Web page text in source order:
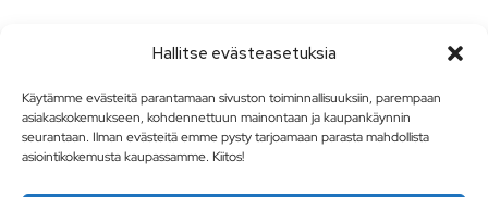
Hallitse evästeasetuksia
Käytämme evästeitä parantamaan sivuston toiminnallisuuksiin, parempaan
asiakaskokemukseen, kohdennettuun mainontaan ja kaupankäynnin
seurantaan. Ilman evästeitä emme pysty tarjoamaan parasta mahdollista
asiointikokemusta kaupassamme. Kiitos!